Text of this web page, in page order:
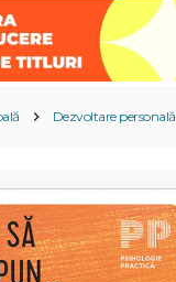
Dezvoltare personală